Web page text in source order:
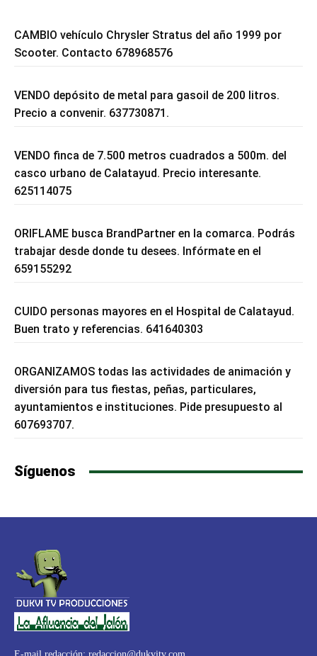
CAMBIO vehículo Chrysler Stratus del año 1999 por
Scooter. Contacto 678968576
VENDO depósito de metal para gasoil de 200 litros.
Precio a convenir. 637730871.
VENDO finca de 7.500 metros cuadrados a 500m. del
casco urbano de Calatayud. Precio interesante.
625114075
ORIFLAME busca BrandPartner en la comarca. Podrás
trabajar desde donde tu desees. Infórmate en el
659155292
CUIDO personas mayores en el Hospital de Calatayud.
Buen trato y referencias. 641640303
ORGANIZAMOS todas las actividades de animación y
diversión para tus fiestas, peñas, particulares,
ayuntamientos e instituciones. Pide presupuesto al
607693707.
Síguenos